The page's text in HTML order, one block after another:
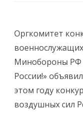
Оргкомитет
Минобороны РФ
России!»
этом году
воздушных сил